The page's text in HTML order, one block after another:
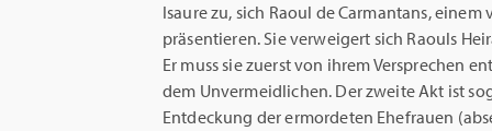
Isaure zu, sich Raoul de Carmantans,
präsentieren. Sie verweigert sich Raouls
Er muss sie zuerst von ihrem Versprechen
dem Unvermeidlichen. Der zweite Akt ist
Entdeckung der ermordeten Ehefrauen